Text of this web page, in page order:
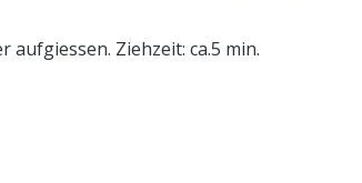
aufgiessen. Ziehzeit: ca.5 min.